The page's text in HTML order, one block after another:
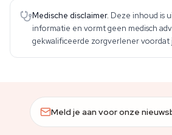
Medische disclaimer. Deze inhoud is
informatie en vormt geen medisch
gekwalificeerde zorgverlener voordat
Meld je aan voor onze